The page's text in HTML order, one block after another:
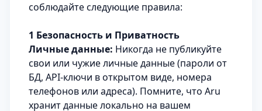
соблюдайте следующие правила:
1 Безопасность и Приватность
Личные данные: Никогда не публикуйте
свои или чужие личные данные (пароли от
БД, API-ключи в открытом виде, номера
телефонов или адреса). Помните, что Aru
хранит данные локально на вашем